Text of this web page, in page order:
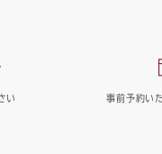
い 事前予約い